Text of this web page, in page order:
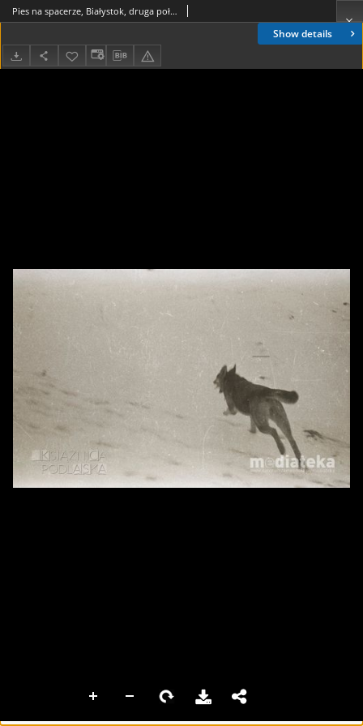
Show details
Pies na spacerze, Białystok, druga połowa lat 70. XX w., fot. ze zbiorów Andrzeja Trzcińskiego